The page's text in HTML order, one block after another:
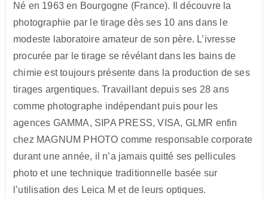
Né en 1963 en Bourgogne (France). Il découvre la
photographie par le tirage dès ses 10 ans dans le
modeste laboratoire amateur de son père. L’ivresse
procurée par le tirage se révélant dans les bains de
chimie est toujours présente dans la production de ses
tirages argentiques. Travaillant depuis ses 28 ans
comme photographe indépendant puis pour les
agences GAMMA, SIPA PRESS, VISA, GLMR enfin
chez MAGNUM PHOTO comme responsable corporate
durant une année, il n’a jamais quitté ses pellicules
photo et une technique traditionnelle basée sur
l’utilisation des Leica M et de leurs optiques.